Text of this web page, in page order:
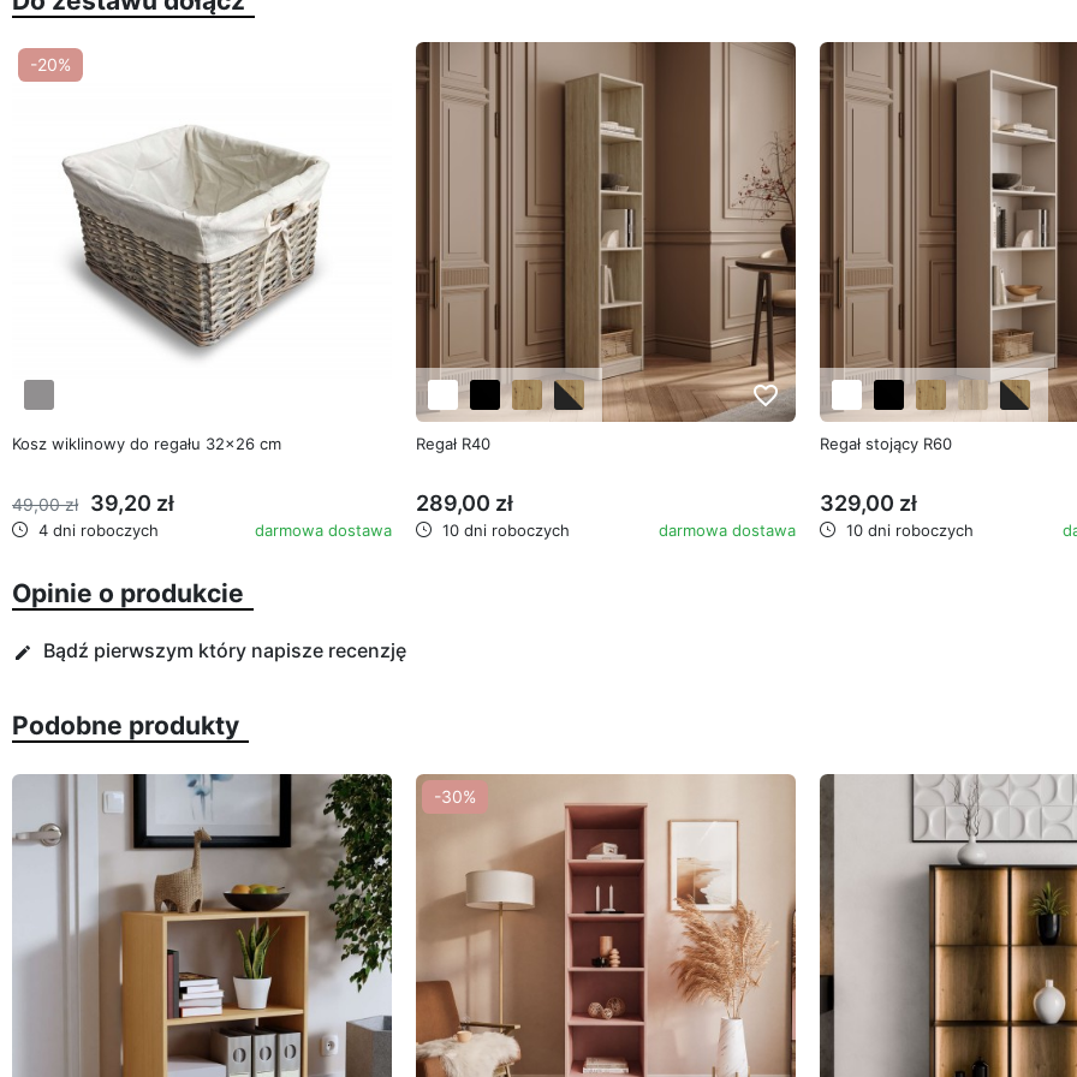
-20%
Kosz wiklinowy do regału 32x26 cm
49,00 zł 39,20 zł
4 dni roboczych darmowa dostawa
favorite_border
Regał R40
289,00 zł
10 dni roboczych darmowa dostawa
Regał stojący R60
329,00 zł
10 dni roboczych
Opinie o produkcie
edit Bądź pierwszym który napisze recenzję
Podobne produkty
-30%